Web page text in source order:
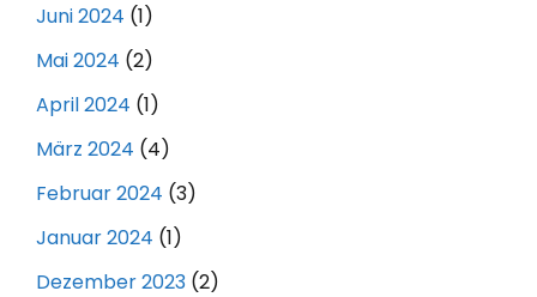
Juni 2024 (1)
Mai 2024 (2)
April 2024 (1)
März 2024 (4)
Februar 2024 (3)
Januar 2024 (1)
Dezember 2023 (2)